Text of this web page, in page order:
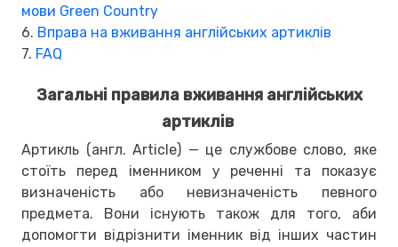
мови Green Country
6. Вправа на вживання англійських артиклів
7. FAQ
Загальні правила вживання англійських
артиклів
Артикль (англ. Article) — це службове слово, яке
стоїть перед іменником у реченні та показує
визначеність або невизначеність певного
предмета. Вони існують також для того, аби
допомогти відрізнити іменник від інших частин